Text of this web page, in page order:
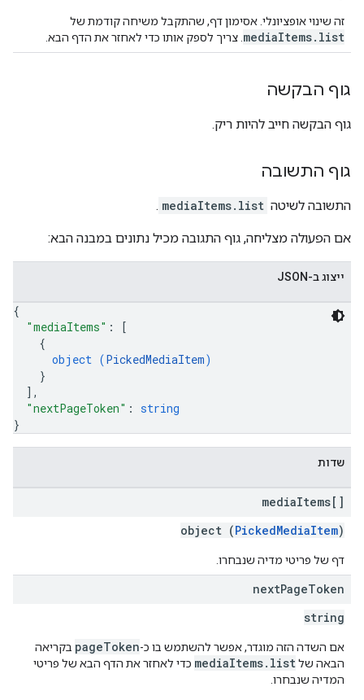
זה שינוי אופציונלי. אסימון דף, שהתקבל משיחה קודמת של
mediaItems.list . צריך לספק אותו כדי לאחזר את הדף הבא.
גוף הבקשה
גוף הבקשה חייב להיות ריק.
גוף התשובה
התשובה לשיטה mediaItems.list
.
אם הפעולה מצליחה, גוף התגובה מכיל נתונים במבנה הבא:
ייצוג ב-JSON
{
"mediaItems" :
[
{
object (PickedMediaItem)
}
] ,
"nextPageToken" : string
}
שדות
mediaItems[]
object (PickedMediaItem)
דף של פריטי מדיה שנבחרו.
nextPageToken
string
אם השדה הזה מוגדר, אפשר להשתמש בו כ-pageToken בקריאה
הבאה שלmediaItems.list כדי לאחזר את הדף הבא של פריטי
המדיה שנבחרו.